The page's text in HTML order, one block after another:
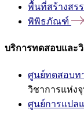
พื้นที่สร้างสร
พิพิธภัณฑ์
บริการทดสอบและ
ศูนย์ทดสอบท
วิชาการแห่ง
ศูนย์การแปล